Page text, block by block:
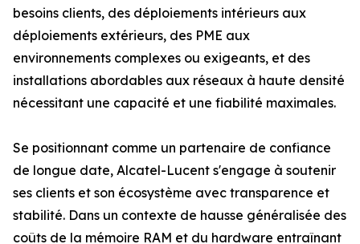
besoins clients, des déploiements intérieurs aux
déploiements extérieurs, des PME aux
environnements complexes ou exigeants, et des
installations abordables aux réseaux à haute densité
nécessitant une capacité et une fiabilité maximales.
Se positionnant comme un partenaire de confiance
de longue date, Alcatel-Lucent s'engage à soutenir
ses clients et son écosystème avec transparence et
stabilité. Dans un contexte de hausse généralisée des
coûts de la mémoire RAM et du hardware entraînant